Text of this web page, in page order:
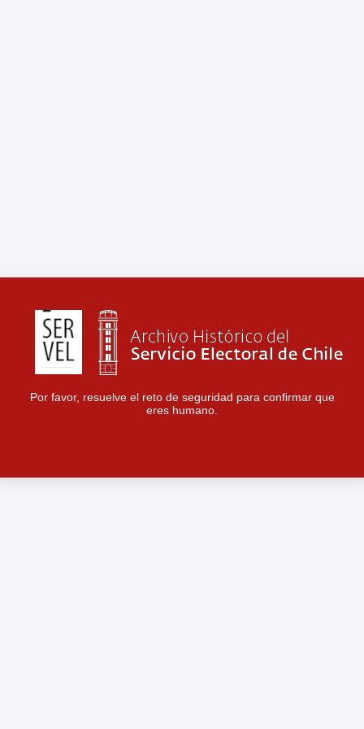
Por favor, resuelve el reto de seguridad para confirmar que
eres humano.